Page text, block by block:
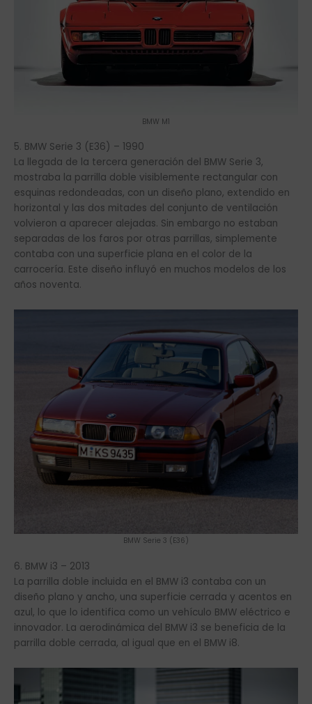
BMW M1
5. BMW Serie 3 (E36) – 1990
La llegada de la tercera generación del BMW Serie 3,
mostraba la parrilla doble visiblemente rectangular con
esquinas redondeadas, con un diseño plano, extendido en
horizontal y las dos mitades del conjunto de ventilación
volvieron a aparecer alejadas. Sin embargo no estaban
separadas de los faros por otras parrillas, simplemente
contaba con una superficie plana en el color de la
carrocería. Este diseño influyó en muchos modelos de los
años noventa.
BMW Serie 3 (E36)
6. BMW i3 – 2013
La parrilla doble incluida en el BMW i3 contaba con un
diseño plano y ancho, una superficie cerrada y acentos en
azul, lo que lo identifica como un vehículo BMW eléctrico e
innovador. La aerodinámica del BMW i3 se beneficia de la
parrilla doble cerrada, al igual que en el BMW i8.